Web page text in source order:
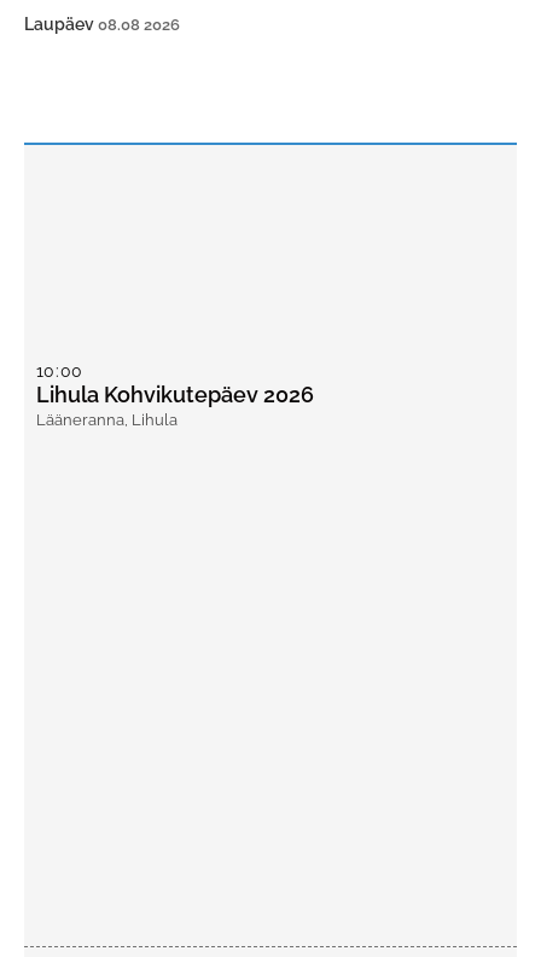
Laupäev 08.08 2026
10:00
Lihula Kohvikutepäev 2026
Lääneranna Lihula